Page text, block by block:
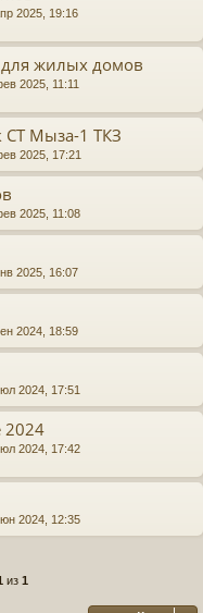
2025, 19:16
жилых домов
2025, 11:11
Мыза-1 ТКЗ
2025, 17:21
2025, 11:08
2025, 16:07
2024, 18:59
2024, 17:51
2024
2024, 17:42
2024, 12:35
из 1